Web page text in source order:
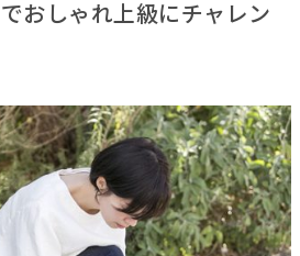
おしゃれ上級にチャレン